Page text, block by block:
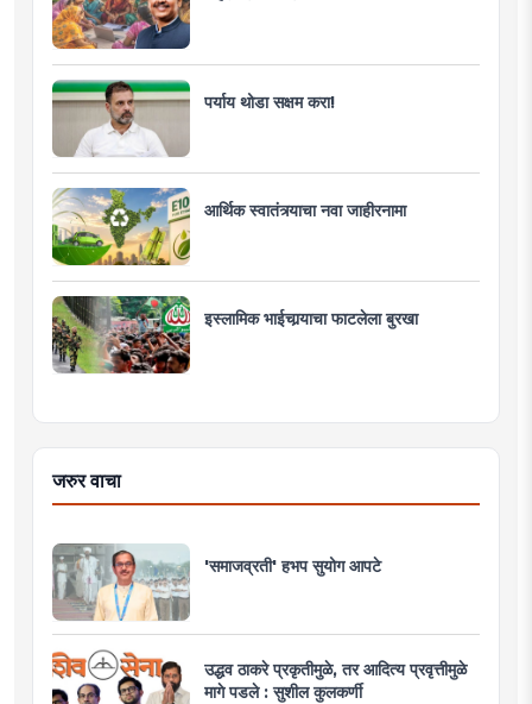
पर्याय थोडा सक्षम करा!
आर्थिक स्वातंत्र्याचा नवा जाहीरनामा
इस्लामिक भाईचार्‍याचा फाटलेला बुरखा
जरुर वाचा
'समाजव्रती' हभप सुयोग आपटे
उद्धव ठाकरे प्रकृतीमुळे, तर आदित्य प्रवृत्तीमुळे
मागे पडले : सुशील कुलकर्णी